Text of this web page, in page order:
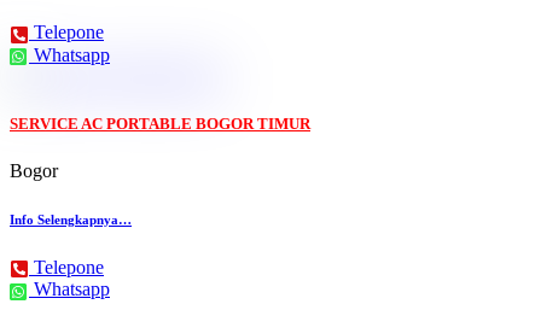
Telepone
Whatsapp
SERVICE AC PORTABLE BOGOR TIMUR
Bogor
Info Selengkapnya…
Telepone
Whatsapp